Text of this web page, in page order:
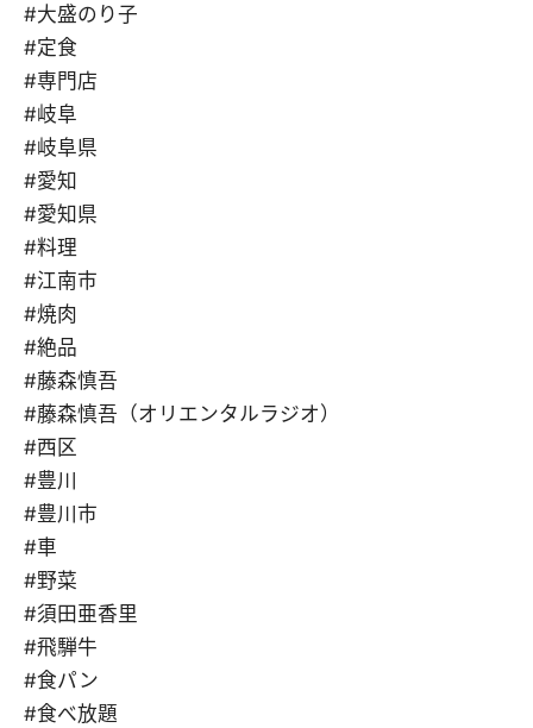
#大盛のり子
#定食
#専門店
#岐阜
#岐阜県
#愛知
#愛知県
#料理
#江南市
#焼肉
#絶品
#藤森慎吾
#藤森慎吾（オリエンタルラジオ）
#西区
#豊川
#豊川市
#車
#野菜
#須田亜香里
#飛騨牛
#食パン
#食べ放題